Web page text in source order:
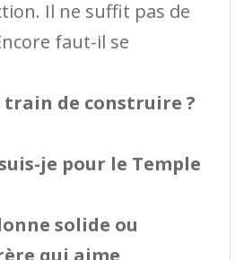
Il ne suffit pas de
faut-il se
train de construire ?
je pour le Temple
solide ou
qui aime